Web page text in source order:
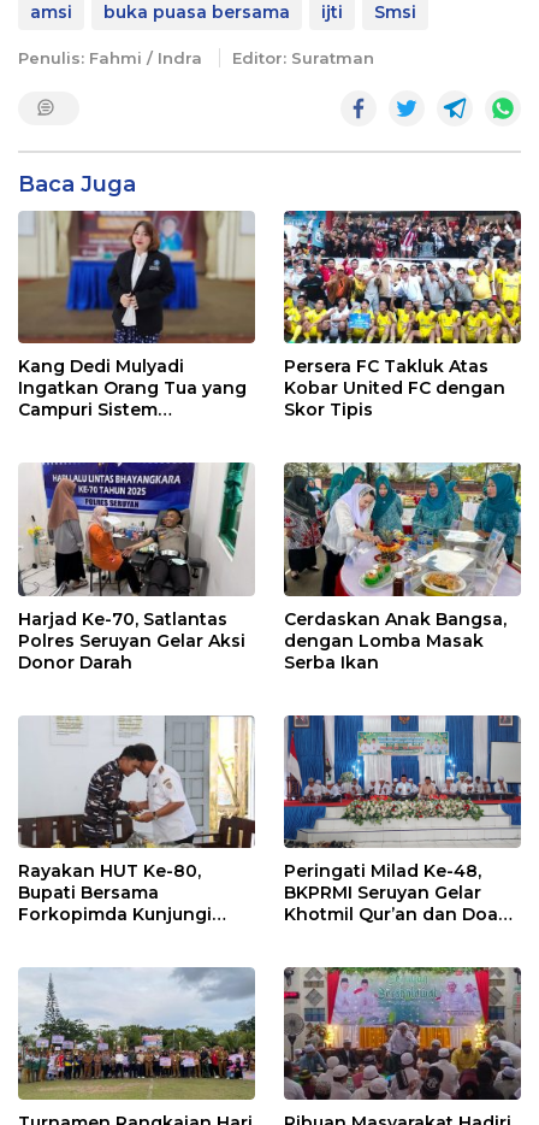
amsi buka puasa bersama ijti Smsi
Penulis: Fahmi / Indra Editor: Suratman
Baca Juga
Kang Dedi Mulyadi
Ingatkan Orang Tua yang
Campuri Sistem
Etika Hukum Pendidikan
Persera FC Takluk Atas
Kobar United FC dengan
Skor Tipis
Harjad Ke-70, Satlantas
Polres Seruyan Gelar Aksi
Donor Darah
Cerdaskan Anak Bangsa,
dengan Lomba Masak
Serba Ikan
Rayakan HUT Ke-80,
Bupati Bersama
Forkopimda Kunjungi
Peringati Milad Ke-48,
BKPRMI Seruyan Gelar
Khotmil Qur’an dan Doa